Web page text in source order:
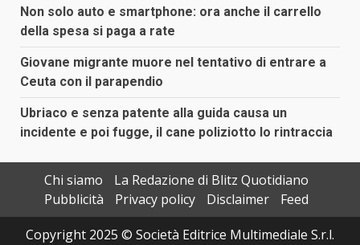
Non solo auto e smartphone: ora anche il carrello
della spesa si paga a rate
Giovane migrante muore nel tentativo di entrare a
Ceuta con il parapendio
Ubriaco e senza patente alla guida causa un
incidente e poi fugge, il cane poliziotto lo rintraccia
Chi siamo
La Redazione di Blitz Quotidiano
Pubblicità
Privacy policy Disclaimer
Feed
Copyright 2025 © Società Editrice Multimediale S.r.l.